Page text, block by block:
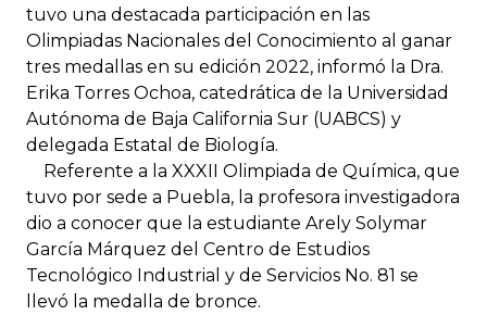
tuvo una destacada participación en las
Olimpiadas Nacionales del Conocimiento al ganar
tres medallas en su edición 2022, informó la Dra.
Erika Torres Ochoa, catedrática de la Universidad
Autónoma de Baja California Sur (UABCS) y
delegada Estatal de Biología.
Referente a la XXXII Olimpiada de Química, que
tuvo por sede a Puebla, la profesora investigadora
dio a conocer que la estudiante Arely Solymar
García Márquez del Centro de Estudios
Tecnológico Industrial y de Servicios No. 81 se
llevó la medalla de bronce.